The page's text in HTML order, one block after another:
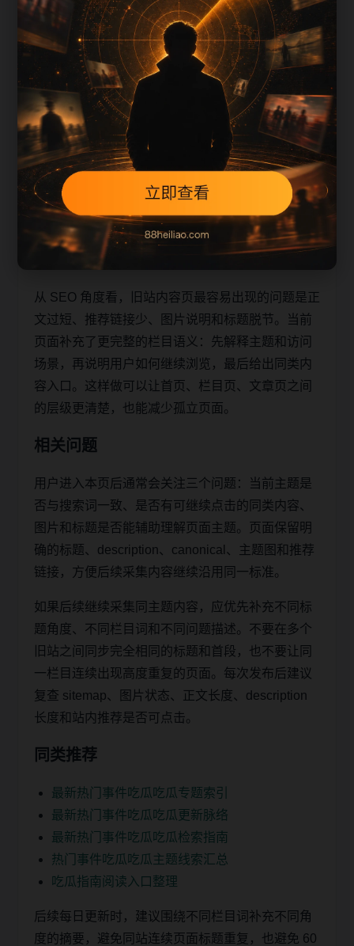
用户继续浏览
最新热门事件吃瓜吃瓜热点问答围绕ylb补充搜索场
景、栏目入口、图片说明和站内推荐。文章末尾保
留同类推荐、上一篇和下一篇，让用户在三次点击
内找到相关页面，也让搜索引擎更容易发现站内层
级。
本页不是单独堆叠关键词，而是把主题摘要、阅读
顺序、相关问题和继续浏览入口放在同一页面，帮
助移动端用户减少反复搜索，也让栏目页、内容页
和 sitemap 之间形成稳定的抓取路径。
从 SEO 角度看，旧站内容页最容易出现的问题是正
文过短、推荐链接少、图片说明和标题脱节。当前
页面补充了更完整的栏目语义：先解释主题和访问
场景，再说明用户如何继续浏览，最后给出同类内
容入口。这样做可以让首页、栏目页、文章页之间
的层级更清楚，也能减少孤立页面。
相关问题
用户进入本页后通常会关注三个问题：当前主题是
否与搜索词一致、是否有可继续点击的同类内容、
图片和标题是否能辅助理解页面主题。页面保留明
确的标题、description、canonical、主题图和推荐
链接，方便后续采集内容继续沿用同一标准。
如果后续继续采集同主题内容，应优先补充不同标
题角度、不同栏目词和不同问题描述。不要在多个
旧站之间同步完全相同的标题和首段，也不要让同
一栏目连续出现高度重复的页面。每次发布后建议
复查 sitemap、图片状态、正文长度、description
长度和站内推荐是否可点击。
同类推荐
最新热门事件吃瓜吃瓜专题索引
最新热门事件吃瓜吃瓜更新脉络
最新热门事件吃瓜吃瓜检索指南
热门事件吃瓜吃瓜主题线索汇总
吃瓜指南阅读入口整理
后续每日更新时，建议围绕不同栏目词补充不同角
度的摘要，避免同站连续页面标题重复，也避免 60